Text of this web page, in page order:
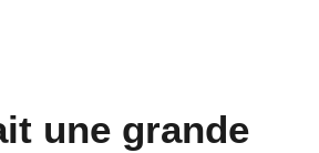
une grande